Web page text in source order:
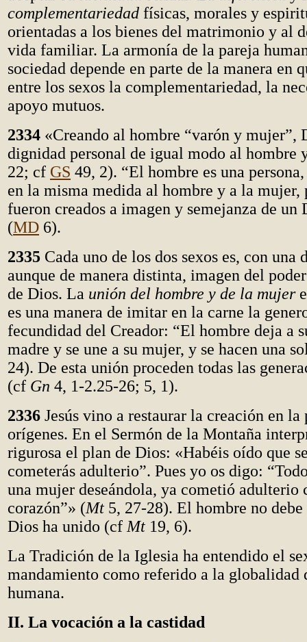
complementariedad físicas, morales y
orientadas a los bienes del matrimonio y al
vida familiar. La armonía de la pareja
sociedad depende en parte de la manera en
entre los sexos la complementariedad, la
apoyo mutuos.
2334 «Creando al hombre “varón y mujer”,
dignidad personal de igual modo al hombre
22; cf GS 49, 2). “El hombre es una
en la misma medida al hombre y a la mujer,
fueron creados a imagen y semejanza de un
(MD 6).
2335 Cada uno de los dos sexos es, con
aunque de manera distinta, imagen del
de Dios. La unión del hombre y de la mujer
es una manera de imitar en la carne la
fecundidad del Creador: “El hombre deja a
madre y se une a su mujer, y se hacen una
24). De esta unión proceden todas las
(cf Gn 4, 1-2.25-26; 5, 1).
2336 Jesús vino a restaurar la creación en la
orígenes. En el Sermón de la Montaña
rigurosa el plan de Dios: «Habéis oído que
cometerás adulterio”. Pues yo os digo:
una mujer deseándola, ya cometió adulterio
corazón”» (Mt 5, 27-28). El hombre no debe
Dios ha unido (cf Mt 19, 6).
La Tradición de la Iglesia ha entendido el
mandamiento como referido a la globalidad
humana.
II. La vocación a la castidad